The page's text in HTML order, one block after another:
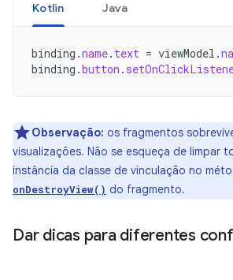
Kotlin Java
binding .name. text = viewModel .
binding .button .
Observação: os fragmentos
visualizações. Não se esqueça de limpar
instância da classe de vinculação no
onDestroyView() do fragmento.
Dar dicas para diferentes